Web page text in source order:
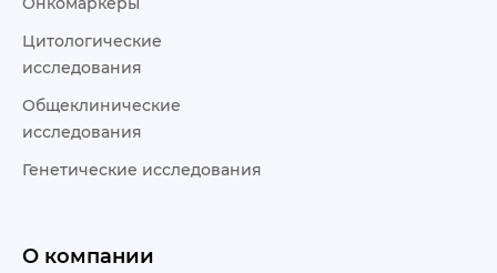
Цитологические
исследования
Общеклинические
исследования
Генетические исследования
О компании